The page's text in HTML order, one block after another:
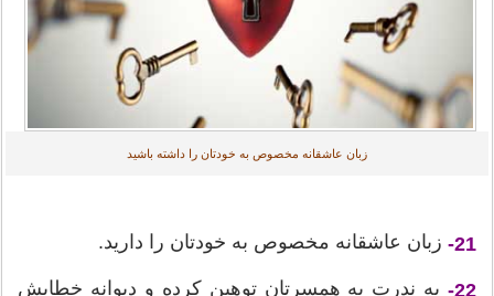
زبان عاشقانه مخصوص به خودتان را داشته باشید
21- زبان عاشقانه مخصوص به خودتان را دارید.
22- به ندرت به همسرتان توهین کرده و دیوانه خطابش